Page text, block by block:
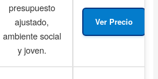
presupuesto
ajustado,
ambiente social
y joven.
Ver Precio